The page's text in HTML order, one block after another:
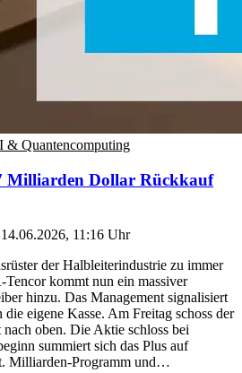
& Quantencomputing
Milliarden Dollar Rückkauf
14.06.2026, 11:16 Uhr
der Halbleiterindustrie zu immer
kommt nun ein massiver
hinzu. Das Management signalisiert
eigene Kasse. Am Freitag schoss der
oben. Die Aktie schloss bei
summiert sich das Plus auf
Milliarden-Programm und…